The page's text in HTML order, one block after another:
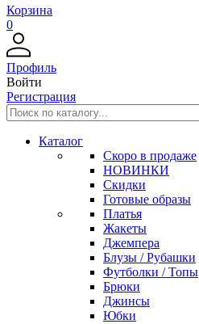
Корзина
0
Профиль
Войти
Регистрация
Каталог
Скоро в продаже
НОВИНКИ
Скидки
Готовые образы
Платья
Жакеты
Джемпера
Блузы / Рубашки
Футболки / Топы
Брюки
Джинсы
Юбки